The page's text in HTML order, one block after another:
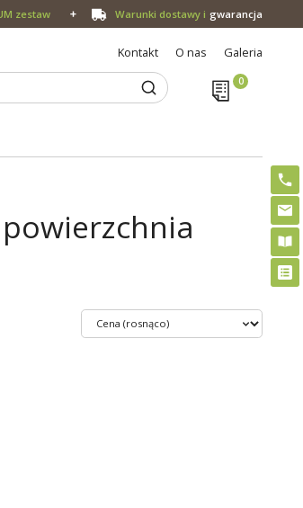
zestaw Warunki dostawy i gwarancja
Kontakt O nas Galeria